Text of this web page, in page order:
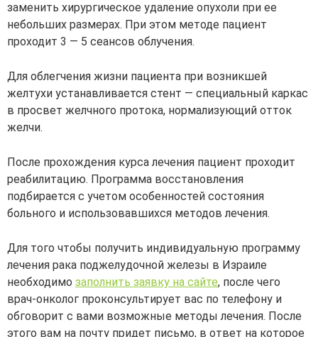
заменить хирургическое удаление опухоли при ее
небольших размерах. При этом методе пациент
проходит 3 — 5 сеансов облучения.
Для облегчения жизни пациента при возникшей
желтухи устанавливается стент — специальный каркас
в просвет желчного протока, нормализующий отток
желчи.
После прохождения курса лечения пациент проходит
реабилитацию. Программа восстановления
подбирается с учетом особенностей состояния
больного и использовавшихся методов лечения.
Для того чтобы получить индивидуальную программу
лечения рака поджелудочной железы в Израиле
необходимо заполнить заявку на сайте, после чего
врач-онколог проконсультирует вас по телефону и
обговорит с вами возможные методы лечения. После
этого вам на почту придет письмо, в ответ на которое